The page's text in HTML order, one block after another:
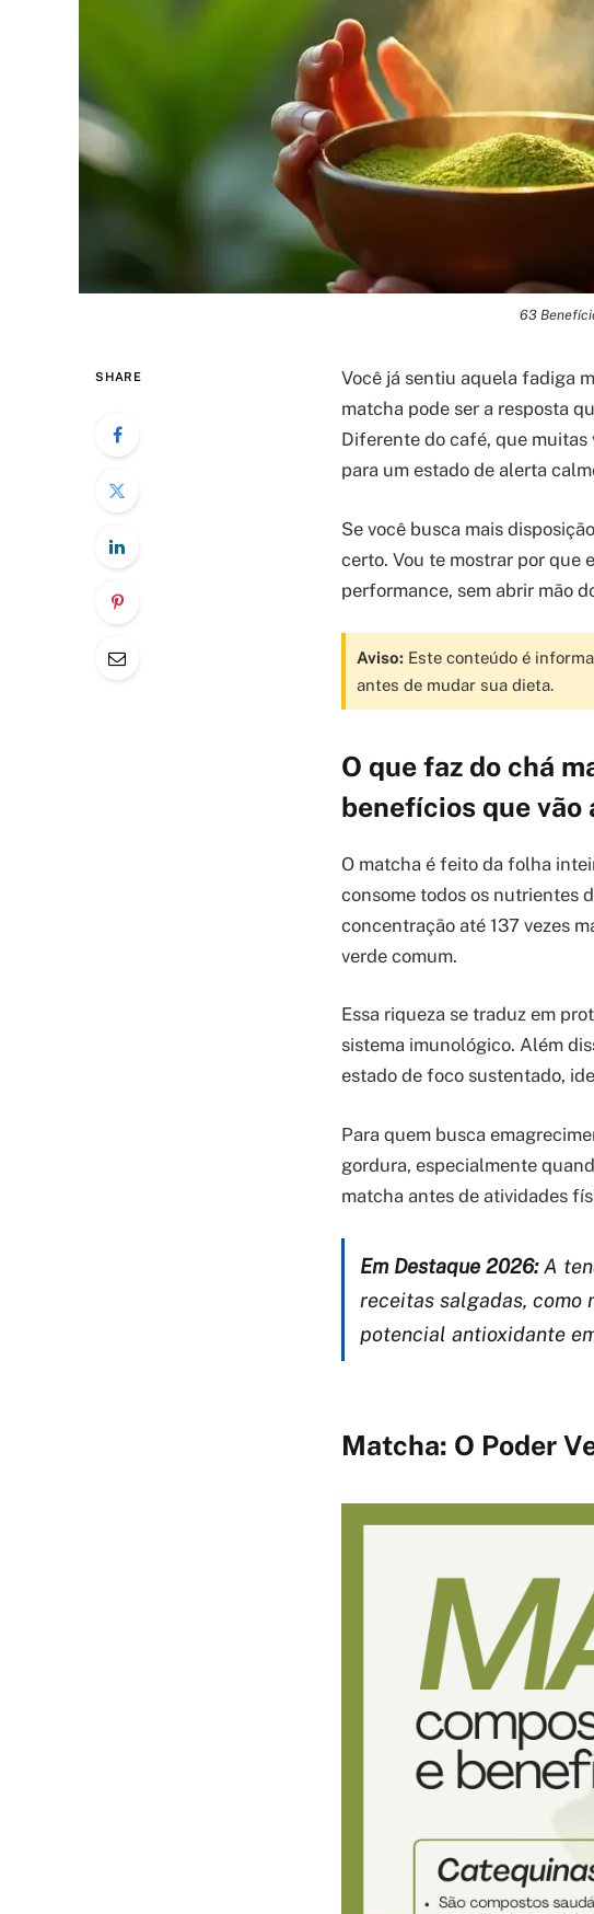
63
SHARE
Você já sentiu aquela fadiga
matcha pode ser a resposta
Diferente do café, que muitas
para um estado de alerta
Se você busca mais
certo. Vou te mostrar por que
performance, sem abrir mão
Aviso: Este conteúdo é
antes de mudar sua dieta.
O que faz do chá
benefícios que vão
O matcha é feito da folha
consome todos os nutrientes
concentração até 137 vezes
verde comum.
Essa riqueza se traduz em
sistema imunológico. Além
estado de foco sustentado,
Para quem busca
gordura, especialmente
matcha antes de atividades
Em Destaque 2026:A
receitas salgadas, como
potencial antioxidante
Matcha: O Poder